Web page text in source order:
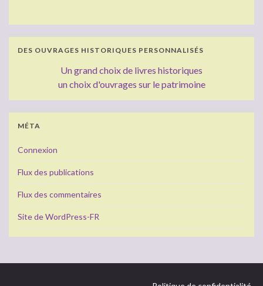
DES OUVRAGES HISTORIQUES PERSONNALISÉS
Un grand choix de livres historiques
un choix d'ouvrages sur le patrimoine
MÉTA
Connexion
Flux des publications
Flux des commentaires
Site de WordPress-FR